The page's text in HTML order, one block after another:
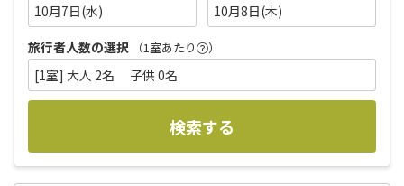
10月7日(水)
10月8日(木)
旅行者人数の選択
（1室あたり ）
[1室] 大人 2名 子供 0名
検索する